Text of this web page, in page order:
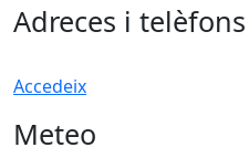
Adreces i telèfons
Accedeix
Meteo